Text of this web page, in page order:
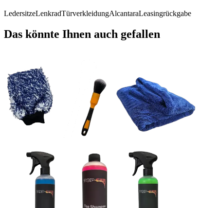
LedersitzeLenkradTürverkleidungAlcantaraLeasingrückgabe
Das könnte Ihnen auch gefallen